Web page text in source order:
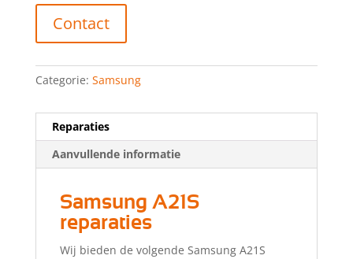
Contact
Categorie: Samsung
Reparaties
Aanvullende informatie
Samsung A21S
reparaties
Wij bieden de volgende Samsung A21S